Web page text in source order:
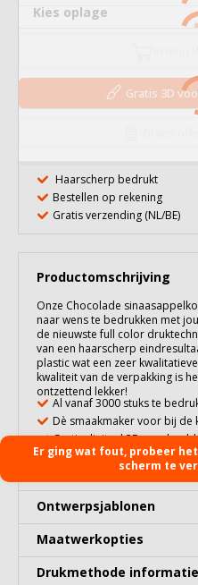
Kies oplage
Gratis 3D
Haarscherp bedrukt
Bestellen op rekening
Gratis verzending (NL/BE)
Productomschrijving
Onze Chocolade
naar wens te bedrukken met
de nieuwste full color
van een haarscherp
plastic wat een zeer
kwaliteit van de verpakking is
ontzettend lekker!
Al vanaf 3000 stuks te
Dè smaakmaker voor bij de
Gratis digitaal 3D voorbeeld
Uitgebreide
Ontwerpsjablonen
Maatwerkopties
Drukmethode informatie
Er ging wat fout, probeer
scherm te